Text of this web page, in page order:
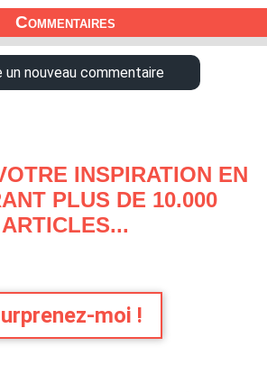
Commentaires
un nouveau commentaire
INSPIRATION EN
PLUS DE 10.000
ARTICLES...
moi !